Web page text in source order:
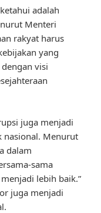
adalah
Menteri
rakyat harus
yang
visi
juga menjadi
nasional. Menurut
dalam
sama
lebih baik.”
juga menjadi